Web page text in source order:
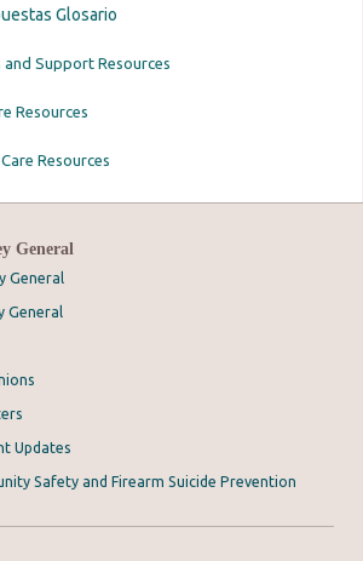
Glosario
Support Resources
Resources
Resources
General
General
Updates
Safety and Firearm Suicide Prevention